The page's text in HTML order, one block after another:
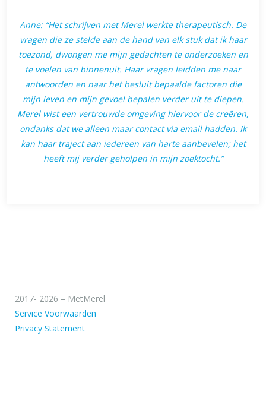
Anne: “Het schrijven met Merel werkte therapeutisch. De
vragen die ze stelde aan de hand van elk stuk dat ik haar
toezond, dwongen me mijn gedachten te onderzoeken en
te voelen van binnenuit. Haar vragen leidden me naar
antwoorden en naar het besluit bepaalde factoren die
mijn leven en mijn gevoel bepalen verder uit te diepen.
Merel wist een vertrouwde omgeving hiervoor de creëren,
ondanks dat we alleen maar contact via email hadden. Ik
kan haar traject aan iedereen van harte aanbevelen; het
heeft mij verder geholpen in mijn zoektocht.”
2017- 2026 – MetMerel
Service Voorwaarden
Privacy Statement